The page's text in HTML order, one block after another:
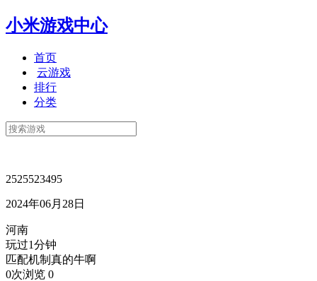
小米游戏中心
首页
云游戏
排行
分类
2525523495
2024年06月28日
河南
玩过1分钟
匹配机制真的牛啊
0次浏览 0